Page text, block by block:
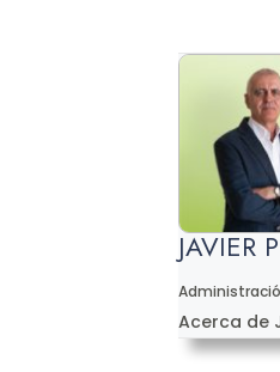
JAVIER
Acerca de